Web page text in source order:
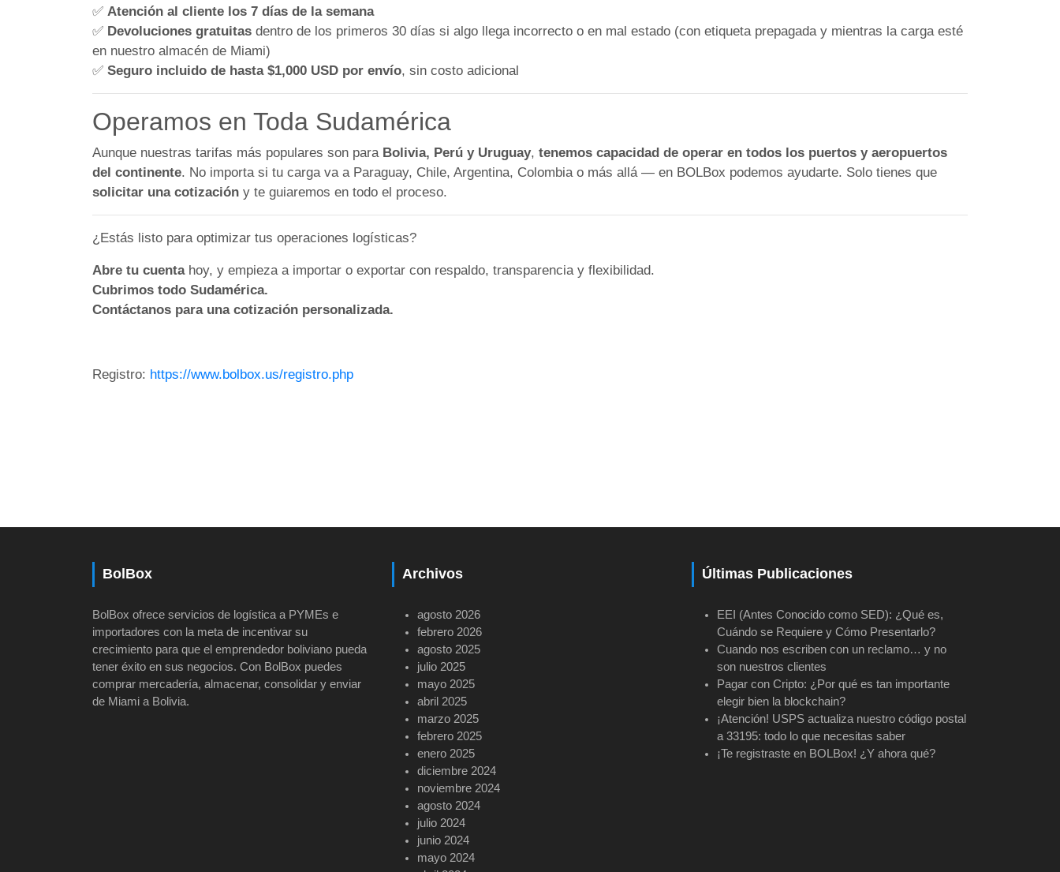
✅ Atención al cliente los 7 días de la semana
✅ Devoluciones gratuitas dentro de los primeros 30 días si algo llega incorrecto o en mal estado (con etiqueta prepagada y mientras la carga esté
en nuestro almacén de Miami)
✅ Seguro incluido de hasta $1,000 USD por envío, sin costo adicional
Operamos en Toda Sudamérica
Aunque nuestras tarifas más populares son para Bolivia, Perú y Uruguay, tenemos capacidad de operar en todos los puertos y aeropuertos
del continente. No importa si tu carga va a Paraguay, Chile, Argentina, Colombia o más allá — en BOLBox podemos ayudarte. Solo tienes que
solicitar una cotización y te guiaremos en todo el proceso.
¿Estás listo para optimizar tus operaciones logísticas?
Abre tu cuentahoy, y empieza a importar o exportar con respaldo, transparencia y flexibilidad.
Cubrimos todo Sudamérica.
Contáctanos para una cotización personalizada.
Registro: https://www.bolbox.us/registro.php
BolBox
BolBox ofrece servicios de logística a PYMEs e
importadores con la meta de incentivar su
crecimiento para que el emprendedor boliviano pueda
tener éxito en sus negocios. Con BolBox puedes
comprar mercadería, almacenar, consolidar y enviar
de Miami a Bolivia.
Archivos
agosto 2026
febrero 2026
agosto 2025
julio 2025
mayo 2025
abril 2025
marzo 2025
febrero 2025
enero 2025
diciembre 2024
noviembre 2024
agosto 2024
julio 2024
junio 2024
mayo 2024
Últimas Publicaciones
EEI (Antes Conocido como SED): ¿Qué es,
Cuándo se Requiere y Cómo Presentarlo?
Cuando nos escriben con un reclamo… y no
son nuestros clientes
Pagar con Cripto: ¿Por qué es tan importante
elegir bien la blockchain?
¡Atención! USPS actualiza nuestro código postal
a 33195: todo lo que necesitas saber
¡Te registraste en BOLBox! ¿Y ahora qué?